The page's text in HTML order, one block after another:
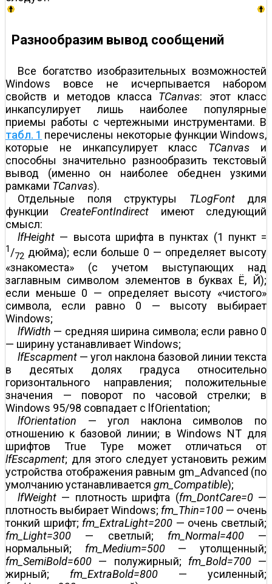
Разнообразим вывод сообщений
Все богатство изобразительных возможностей
Windows вовсе не исчерпывается набором
свойств и методов класса TCanvas: этот класс
инкапсулирует лишь наиболее популярные
приемы работы с чертежными инструментами. В
табл. 1 перечислены некоторые функции Windows,
которые не инкапсулирует класс TCanvas и
способны значительно разнообразить текстовый
вывод (именно он наиболее обеднен узкими
рамками TCanvas).
Отдельные поля структуры TLogFontдля
функции CreateFontIndirect имеют следующий
смысл:
lfHeight — высота шрифта в пунктах (1 пункт =
1/72 дюйма); если больше 0 — определяет высоту
«знако­мес­та» (с учетом выступающих над
заглавным символом элементов в буквах Ё, Й);
если меньше 0 — определяет высоту «чистого»
символа, если равно 0 — высоту выбирает
Windows;
lfWidth — средняя ширина символа; если равно 0
— ширину устанавливает Windows;
lfEscapment — угол наклона базовой линии текста
в десятых долях градуса относительно
горизонтального направления; положительные
значения — поворот по часовой стрелки; в
Windows 95/98 совпадает с lfOrientation;
lfOrientation — угол наклона символов по
отношению к базовой линии; в Windows NT для
шрифтов True Type может отличаться от
lfEscapment; для этого следует установить режим
устройства отображения равным gm_Advanced (по
умолчанию устанавливается gm_Compatible);
lfWeight — плотность шрифта (fm_DontCare=0—
плотность выбирает Windows; fm_Thin=100 — очень
тонкий шрифт; fm_ExtraLight=200 — очень светлый;
fm_Light=300 — светлый; fm_Normal=400—
нормальный; fm_Medium=500— утолщенный;
fm_SemiBold=600 — полужирный; fm_Bold=700—
жирный; fm_ExtraBold=800 — усиленный;